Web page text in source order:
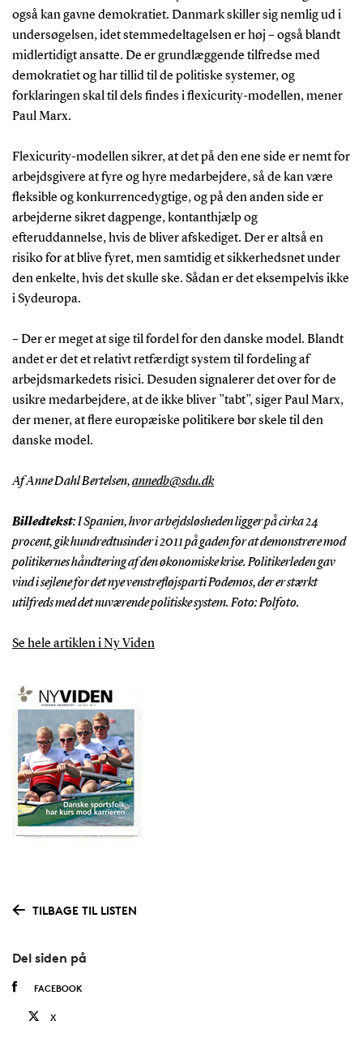
også kan gavne demokratiet. Danmark skiller sig nemlig ud i
undersøgelsen, idet stemmedeltagelsen er høj – også blandt
midlertidigt ansatte. De er grundlæggende tilfredse med
demokratiet og har tillid til de politiske systemer, og
forklaringen skal til dels findes i flexicurity-modellen, mener
Paul Marx.
Flexicurity-modellen sikrer, at det på den ene side er nemt for
arbejdsgivere at fyre og hyre medarbejdere, så de kan være
fleksible og konkurrencedygtige, og på den anden side er
arbejderne sikret dagpenge, kontanthjælp og
efteruddannelse, hvis de bliver afskediget. Der er altså en
risiko for at blive fyret, men samtidig et sikkerhedsnet under
den enkelte, hvis det skulle ske. Sådan er det eksempelvis ikke
i Sydeuropa.
– Der er meget at sige til fordel for den danske model. Blandt
andet er det et relativt retfærdigt system til fordeling af
arbejdsmarkedets risici. Desuden signalerer det over for de
usikre medarbejdere, at de ikke bliver ”tabt”, siger Paul Marx,
der mener, at flere europæiske politikere bør skele til den
danske model.
Af Anne Dahl Bertelsen,annedb@sdu.dk
Billedtekst: I Spanien, hvor arbejdsløsheden ligger på cirka 24
procent, gik hundredtusinder i 2011 på gaden for at demonstrere mod
politikernes håndtering af den økonomiske krise. Politikerleden gav
vind i sejlene for det nye venstrefløjsparti Podemos, der er stærkt
utilfreds med det nuværende politiske system. Foto: Polfoto.
Se hele artiklen i Ny Viden
TILBAGE TIL LISTEN
Del siden på
FACEBOOK
X